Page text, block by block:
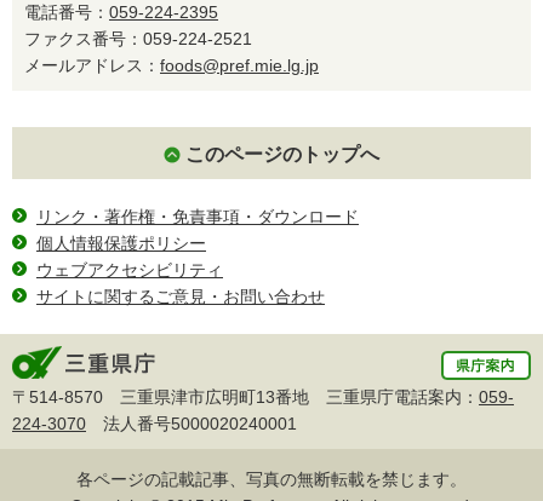
電話番号： 059-224-2395
ファクス番号：059-224-2521
メールアドレス： foods@pref.mie.lg.jp
このページのトップへ
リンク・著作権・免責事項・ダウンロード
個人情報保護ポリシー
ウェブアクセシビリティ
サイトに関するご意見・お問い合わせ
〒514-8570 三重県津市広明町13番地 三重県庁電話案内： 059-
224-3070 法人番号5000020240001
各ページの記載記事、写真の無断転載を禁じます。